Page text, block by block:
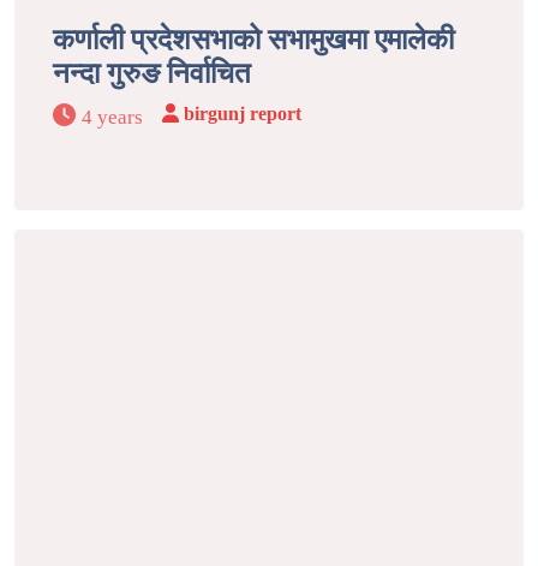
कर्णाली प्रदेशसभाको सभामुखमा एमालेकी
नन्दा गुरुङ निर्वाचित
4 years birgunj report